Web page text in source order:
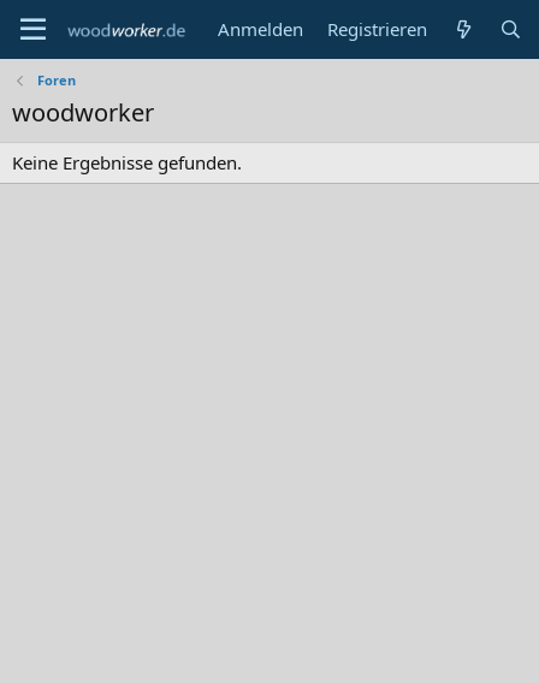
Anmelden Registrieren
Foren
woodworker
Keine Ergebnisse gefunden.